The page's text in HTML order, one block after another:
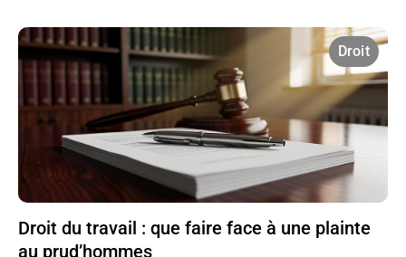
Droit
Droit du travail : que faire face à une plainte
au prud’hommes